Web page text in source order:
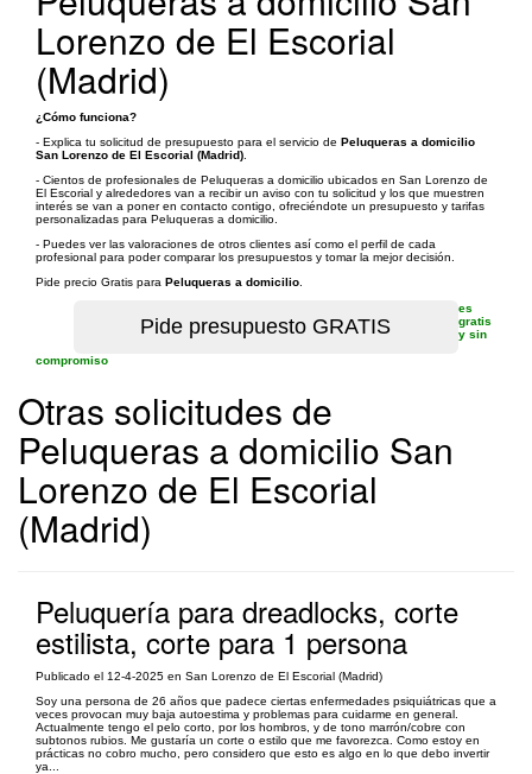
Lorenzo de El Escorial
(Madrid)
¿Cómo funciona?
- Explica tu solicitud de presupuesto para el servicio de Peluqueras a domicilio
San Lorenzo de El Escorial (Madrid)
- Cientos de profesionales de Peluqueras a domicilio ubicados en San Lorenzo de
El Escorial y alrededores van a recibir un aviso con tu solicitud y los que muestren
interés se van a poner en contacto contigo, ofreciéndote un presupuesto y tarifas
personalizadas para Peluqueras a domicilio.
- Puedes ver las valoraciones de otros clientes así como el perfil de cada
profesional para poder comparar los presupuestos y tomar la mejor decisión.
Pide precio Gratis para Peluqueras a domicilio
es
gratis
y sin
compromiso
Otras solicitudes de
Peluqueras a domicilio San
Lorenzo de El Escorial
(Madrid)
Peluquería para dreadlocks, corte
estilista, corte para 1 persona
Publicado el 12-4-2025 en San Lorenzo de El Escorial (Madrid)
Soy una persona de 26 años que padece ciertas enfermedades psiquiátricas que a
veces provocan muy baja autoestima y problemas para cuidarme en general.
Actualmente tengo el pelo corto, por los hombros, y de tono marrón/cobre con
subtonos rubios. Me gustaría un corte o estilo que me favorezca. Como estoy en
prácticas no cobro mucho, pero considero que esto es algo en lo que debo invertir
ya...